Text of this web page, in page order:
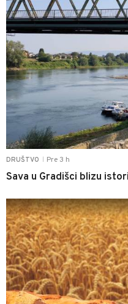
DRUŠTVO Pre 3 h
Sava u Gradišci blizu